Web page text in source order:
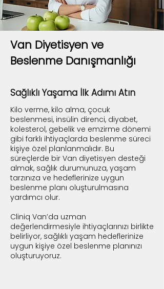
Van Diyetisyen ve
Beslenme Danışmanlığı
Sağlıklı Yaşama İlk Adımı Atın
Kilo verme, kilo alma, çocuk
beslenmesi, insülin direnci, diyabet,
kolesterol, gebelik ve emzirme dönemi
gibi farklı ihtiyaçlarda beslenme süreci
kişiye özel planlanmalıdır. Bu
süreçlerde bir Van diyetisyen desteği
almak, sağlık durumunuza, yaşam
tarzınıza ve hedeflerinize uygun
beslenme planı oluşturulmasına
yardımcı olur.
Cliniq Van’da uzman
değerlendirmesiyle ihtiyaçlarınızı birlikte
belirliyor, sağlıklı yaşam hedeflerinize
uygun kişiye özel beslenme planınızı
oluşturuyoruz.